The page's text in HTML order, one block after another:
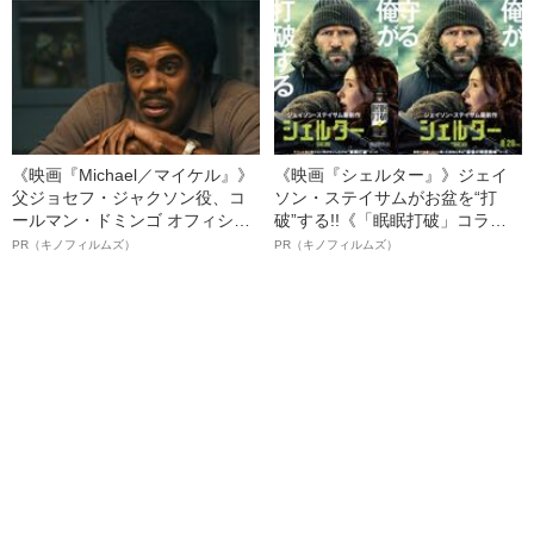
ト”が生み出した徹底ケアとは
《映画『Michael／マイケル』》
父ジョセフ・ジャクソン役、コ
ールマン・ドミンゴ オフィシャ
ルインタビュー“観客を魅了した
PR（キノフィルムズ）
《映画『シェルター』》ジェイ
ソン・ステイサムがお盆を“打
破”する!!《「眠眠打破」コラ
ボ》
PR（キノフィルムズ）